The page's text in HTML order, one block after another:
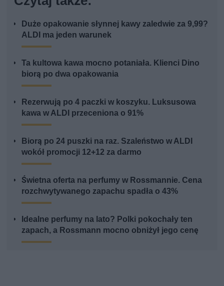
Duże opakowanie słynnej kawy zaledwie za 9,99?
ALDI ma jeden warunek
Ta kultowa kawa mocno potaniała. Klienci Dino
biorą po dwa opakowania
Rezerwują po 4 paczki w koszyku. Luksusowa
kawa w ALDI przeceniona o 91%
Biorą po 24 puszki na raz. Szaleństwo w ALDI
wokół promocji 12+12 za darmo
Świetna oferta na perfumy w Rossmannie. Cena
rozchwytywanego zapachu spadła o 43%
Idealne perfumy na lato? Polki pokochały ten
zapach, a Rossmann mocno obniżył jego cenę